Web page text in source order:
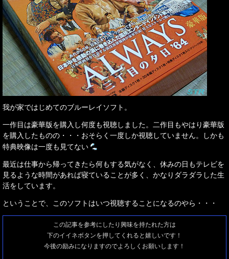
我が家ではじめてのブルーレイソフト。
一作目は豪華版を購入し何度も視聴しました。二作目もやはり豪華版
を購入したものの・・・おそらく一度しか視聴していません。しかも
特典映像は一度も見てない
最近は仕事から帰ってきたら何もする気がなく、休みの日もテレビを
見るような時間があれば寝ていることが多く、かなりダラダラした生
活をしています。
ということで、このソフトはいつ視聴することになるのやら・・・
この記事を参考にしたり興味を持たれた方は
下のイイネボタンを押してくれると嬉しいです！
今後の励みになりますのでよろしくお願いします！